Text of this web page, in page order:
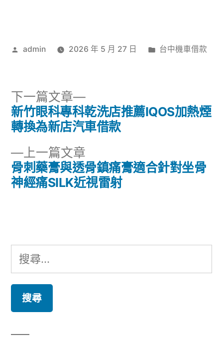
作
admin 2026 年 5 月 27 日
分
台中機車借款
文
導
覽
上一篇文章
一
篇
骨刺藥膏與透骨鎮痛膏適合針對坐骨
神經痛SILK近視雷射
下一篇文章
下
一
篇
新竹眼科專科乾洗店推薦IQOS加熱煙
轉換為新店汽車借款
搜
尋
鍵
字: